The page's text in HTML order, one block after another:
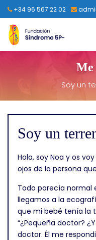
+34 96 567 22 02
Me
Soy un
Soy un
Hola, soy Noa y os
ojos de la persona
Todo parecía normal
llegamos a la
que mi bebé tenía la
“¿Pequeña doctor?
doctor. Él me